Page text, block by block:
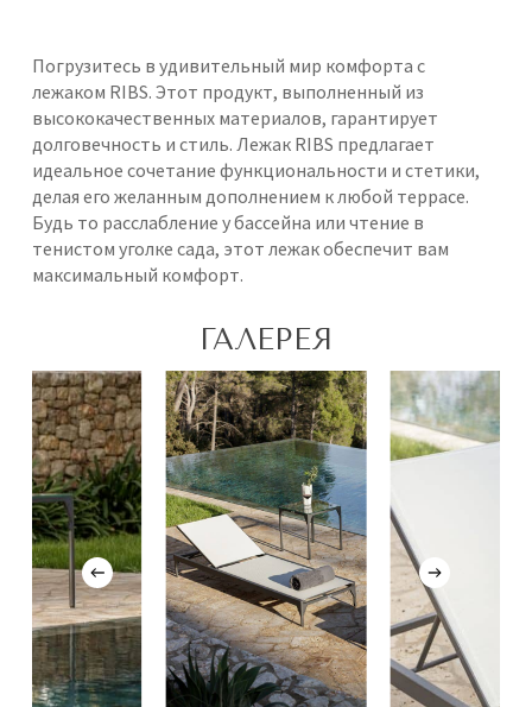
Погрузитесь в удивительный мир комфорта с
лежаком RIBS. Этот продукт, выполненный из
высококачественных материалов, гарантирует
долговечность и стиль. Лежак RIBS предлагает
идеальное сочетание функциональности и стетики,
делая его желанным дополнением к любой террасе.
Будь то расслабление у бассейна или чтение в
тенистом уголке сада, этот лежак обеспечит вам
максимальный комфорт.
ГАЛЕРЕЯ